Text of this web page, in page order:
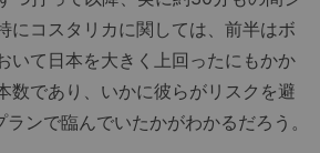
にコスタリカに関しては、前半はボ
いて日本を大きく上回ったにもかか
数であり、いかに彼らがリスクを避
ランで臨んでいたかがわかるだろう。